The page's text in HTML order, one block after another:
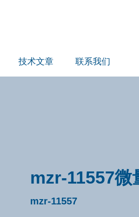
技术文章 联系我们
mzr-11557微
mzr-11557